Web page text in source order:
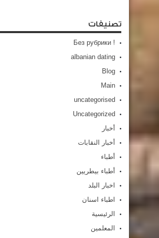
تصنيفات
! Без рубрики
albanian dating
Blog
Main
uncategorised
Uncategorized
أخبار
أخبار النقابات
أطباء
أطباء بيطريين
اخبار البلد
اطباء اسنان
الرئيسية
المعلمين